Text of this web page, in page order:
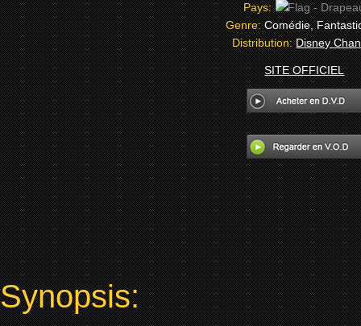
Pays:
Genre:Comédie,
Distribution:Disney
SITE OFFICIEL
Synopsis: